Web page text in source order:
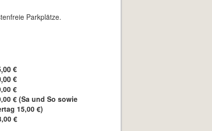
Parkplätze.
€
€
€
€ (Sa und So sowie
15,00 €)
€